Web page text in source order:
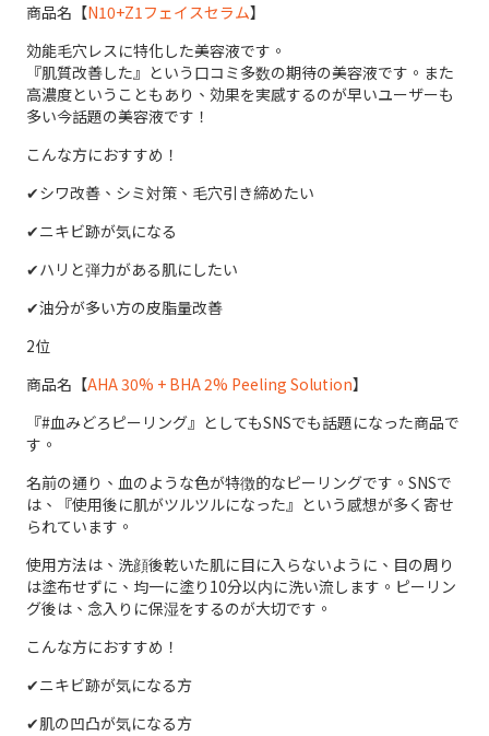
商品名【N10+Z1フェイスセラム】
効能毛穴レスに特化した美容液です。
『肌質改善した』という口コミ多数の期待の美容液です。また
高濃度ということもあり、効果を実感するのが早いユーザーも
多い今話題の美容液です！
こんな方におすすめ！
✔︎シワ改善、シミ対策、毛穴引き締めたい
✔︎ニキビ跡が気になる
✔︎ハリと弾力がある肌にしたい
✔︎油分が多い方の皮脂量改善
2位
商品名【AHA 30% + BHA 2% Peeling Solution】
『#血みどろピーリング』としてもSNSでも話題になった商品で
す。
名前の通り、血のような色が特徴的なピーリングです。SNSで
は、『使用後に肌がツルツルになった』という感想が多く寄せ
られています。
使用方法は、洗顔後乾いた肌に目に入らないように、目の周り
は塗布せずに、均一に塗り10分以内に洗い流します。ピーリン
グ後は、念入りに保湿をするのが大切です。
こんな方におすすめ！
✔︎ニキビ跡が気になる方
✔︎肌の凹凸が気になる方